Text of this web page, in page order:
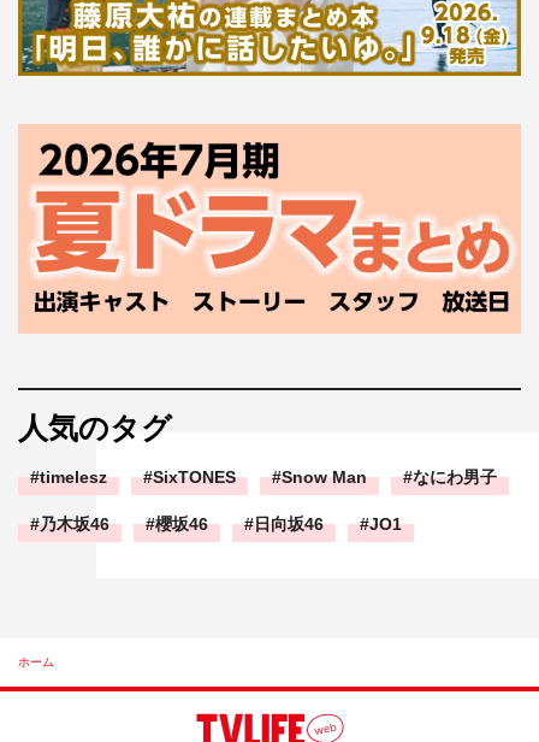
人気のタグ
timelesz SixTONES Snow Man なにわ男子
乃木坂46 櫻坂46 日向坂46 JO1
ホーム